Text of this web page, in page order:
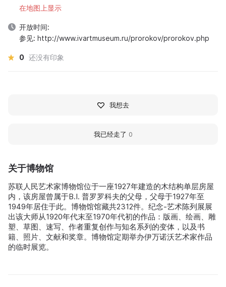
关于博物馆
苏联人民艺术家博物馆位于一座1927年建造的木结构单层房屋
内，该房屋曾属于B.I. 普罗罗科夫的父母，父母于1927年至
1949年居住于此。博物馆馆藏共2312件。纪念-艺术陈列展展
出该大师从1920年代末至1970年代初的作品：版画、绘画、雕
塑、草图、速写、作者重复创作与知名系列的变体，以及书
籍、照片、文献和奖章。博物馆定期举办伊万诺沃艺术家作品
的临时展览。
在地图上显示
开放时间:
参见: http://www.ivartmuseum.ru/prorokov/prorokov.php
0 还没有印象
我想去
我已经走了 0